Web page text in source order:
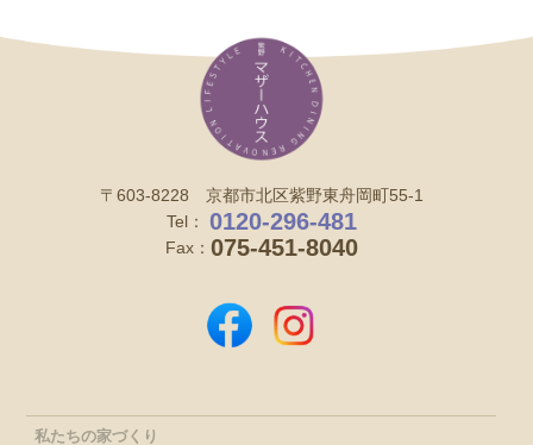
〒603-8228 京都市北区紫野東舟岡町55-1
Tel：
0120-296-481
Fax： 075-451-8040
私たちの家づくり